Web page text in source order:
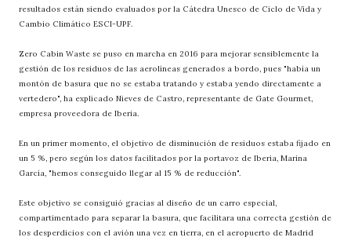
resultados están siendo evaluados por la Cátedra Unesco de Ciclo de Vida y
Cambio Climático ESCI-UPF.
Zero Cabin Waste se puso en marcha en 2016 para mejorar sensiblemente la
gestión de los residuos de las aerolíneas generados a bordo, pues "había un
montón de basura que no se estaba tratando y estaba yendo directamente a
vertedero", ha explicado Nieves de Castro, representante de Gate Gourmet,
empresa proveedora de Iberia.
En un primer momento, el objetivo de disminución de residuos estaba fijado en
un 5 %, pero según los datos facilitados por la portavoz de Iberia, Marina
García, "hemos conseguido llegar al 15 % de reducción".
Este objetivo se consiguió gracias al diseño de un carro especial,
compartimentado para separar la basura, que facilitara una correcta gestión de
los desperdicios con el avión una vez en tierra, en el aeropuerto de Madrid